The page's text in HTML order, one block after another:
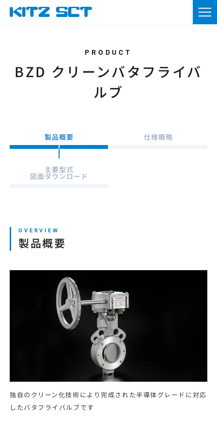
EN CN
ログイン・新規会員登録
TOP
お問い合わせ
本サイトの利用について
BZD クリーンバタフライバ
ルブ
製品概要 仕様概略
主要型式
図面ダウンロード
製品概要
独自のクリーン化技術により完成された半導体グレードに対応
したバタフライバルブです